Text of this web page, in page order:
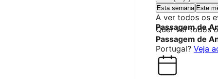
Esta semana Este
A ver todos os
Passagem de
Quer ver todos
Passagem de
Portugal? Veja